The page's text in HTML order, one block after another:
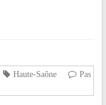
Haute-Saône
Pas